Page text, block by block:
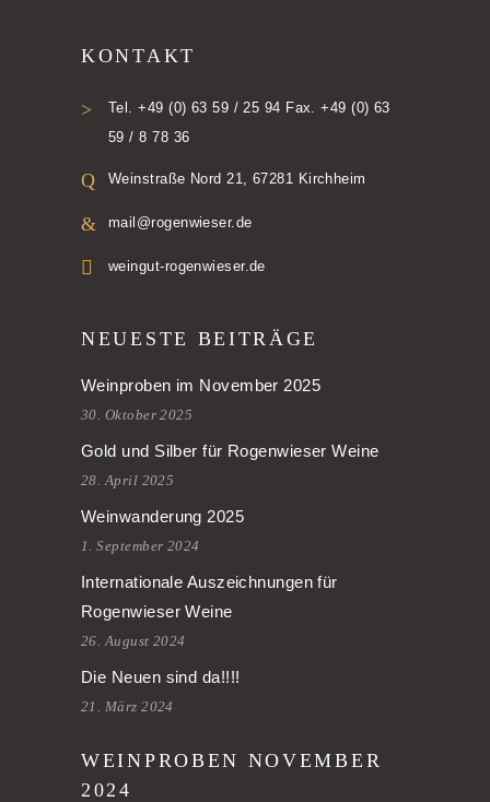
KONTAKT
Tel. +49 (0) 63 59 / 25 94 Fax. +49 (0) 63
59 / 8 78 36
Weinstraße Nord 21, 67281 Kirchheim
mail@rogenwieser.de
weingut-rogenwieser.de
NEUESTE BEITRÄGE
Weinproben im November 2025
30. Oktober 2025
Gold und Silber für Rogenwieser Weine
28. April 2025
Weinwanderung 2025
1. September 2024
Internationale Auszeichnungen für
Rogenwieser Weine
26. August 2024
Die Neuen sind da!!!!
21. März 2024
WEINPROBEN NOVEMBER
2024